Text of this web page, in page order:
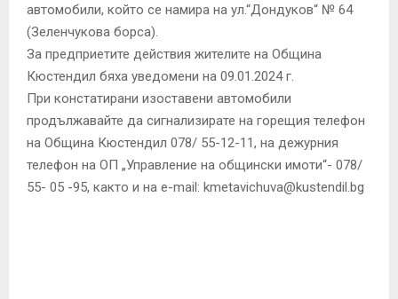
автомобили, който се намира на ул.“Дондуков“ № 64
(Зеленчукова борса).
За предприетите действия жителите на Община
Кюстендил бяха уведомени на 09.01.2024 г.
При констатирани изоставени автомобили
продължавайте да сигнализирате на горещия телефон
на Oбщина Кюстендил 078/ 55-12-11, на дежурния
телефон на ОП „Управление на общински имоти“- 078/
55- 05 -95, както и на e-mail: kmetavichuva@kustendil.bg